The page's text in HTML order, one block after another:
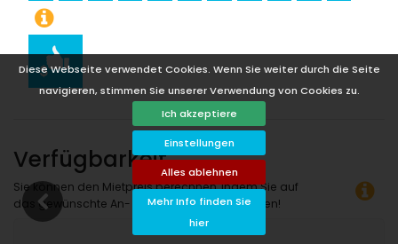
Diese Webseite verwendet Cookies. Wenn Sie weiter durch die Seite
navigieren, stimmen Sie unserer Verwendung von Cookies zu.
Ich akzeptiere
Einstellungen
Alles ablehnen
Mehr Info finden Sie
hier
Verfügbarkeit
Sie können den Mietpreis berechnen, indem Sie auf
das gewünschte An- und Abreisedatum klicken!